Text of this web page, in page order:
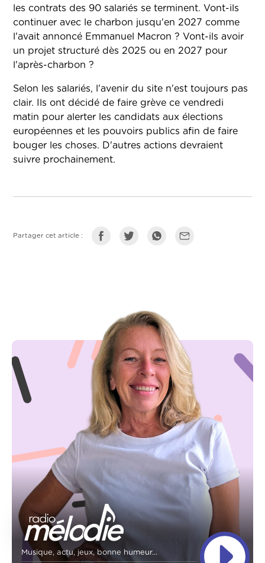
les contrats des 90 salariés se terminent. Vont-ils
continuer avec le charbon jusqu'en 2027 comme
l'avait annoncé Emmanuel Macron ? Vont-ils avoir
un projet structuré dès 2025 ou en 2027 pour
l'après-charbon ?
Selon les salariés, l'avenir du site n'est toujours pas
clair. Ils ont décidé de faire grève ce vendredi
matin pour alerter les candidats aux élections
européennes et les pouvoirs publics afin de faire
bouger les choses. D'autres actions devraient
suivre prochainement.
Partager cet article :
Musique, actu, jeux, bonne humeur...